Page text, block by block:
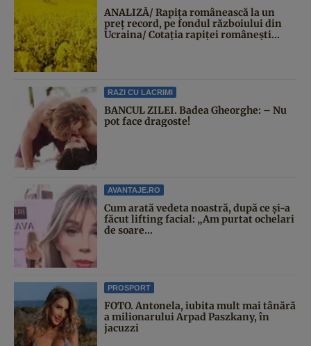
ANALIZĂ/ Rapița românească la un
preț record, pe fondul războiului din
Ucraina/ Cotația rapiței românești...
RAZI CU LACRIMI
BANCUL ZILEI. Badea Gheorghe: – Nu
pot face dragoste!
AVANTAJE.RO
Cum arată vedeta noastră, după ce și-a
făcut lifting facial: „Am purtat ochelari
de soare...
PROSPORT
FOTO. Antonela, iubita mult mai tânără
a milionarului Arpad Paszkany, în
jacuzzi